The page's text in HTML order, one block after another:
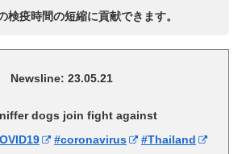
検疫時間の短縮に貢献できます。
Newsline: 23.05.21
dogs join fight against
#coronavirus
#Thailand